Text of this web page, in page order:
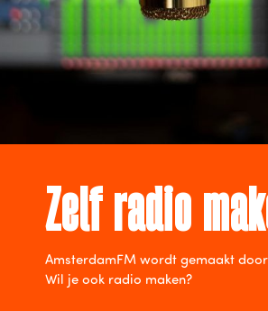
Zelf radio
AmsterdamFM wordt gemaakt
Wil je ook radio maken?